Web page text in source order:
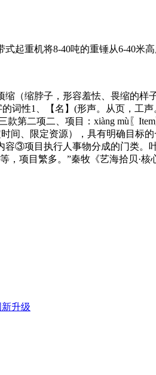
起重机将8-40吨的重锤从6-40米
（缩脖子，形容羞怯、畏缩的
词性1、【名】(形声。从页，工
第二项二、项目：xiàng mù〖
间、限定资源），具有明确目标
③项目执行人事物分成的门类。
，项目繁多。”秦牧《艺海拾贝·
升级